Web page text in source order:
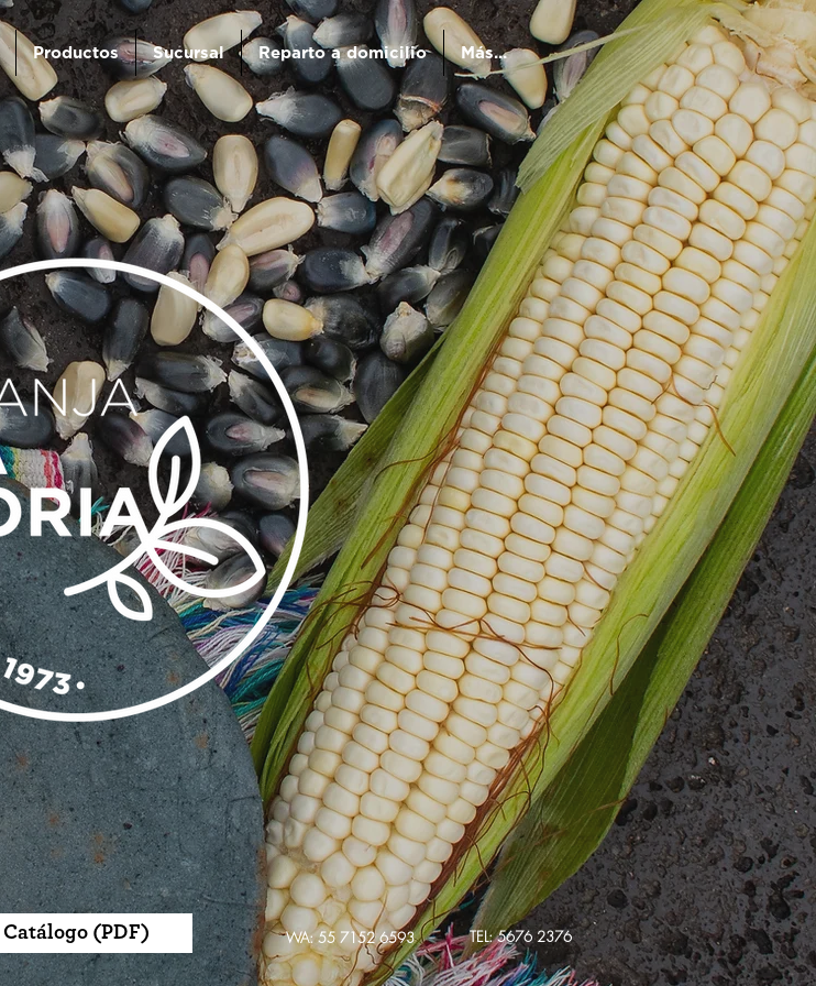
Productos Sucursal Reparto a domicilio Más...
Catálogo (PDF) TEL: 5676 2376
WA: 55 7152 6593